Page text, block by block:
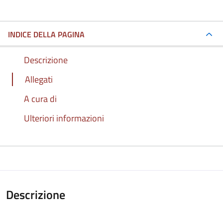
INDICE DELLA PAGINA
Descrizione
Allegati
A cura di
Ulteriori informazioni
Descrizione